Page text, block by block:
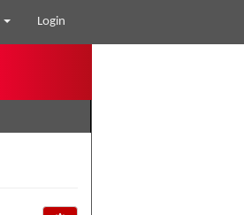
Login